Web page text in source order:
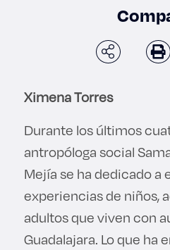
Ximena Torres
Durante los últimos
antropóloga social
Mejía se ha dedicado a
experiencias de niños,
adultos que viven con
Guadalajara. Lo que ha